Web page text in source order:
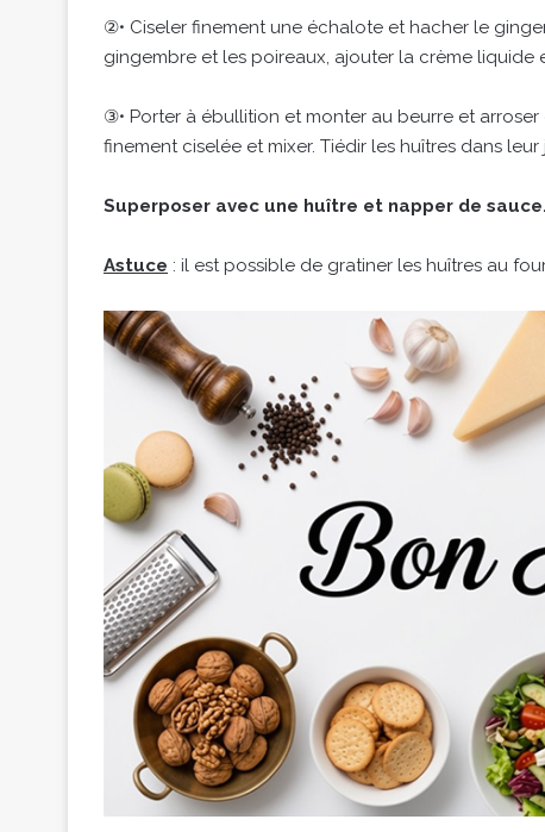
②• Ciseler finement une échalote et hacher le
gingembre et les poireaux, ajouter la crème liquide
③• Porter à ébullition et monter au beurre et arroser
finement ciselée et mixer. Tiédir les huîtres dans
Superposer avec une huître et napper de sauce.
Astuce : il est possible de gratiner les huîtres au